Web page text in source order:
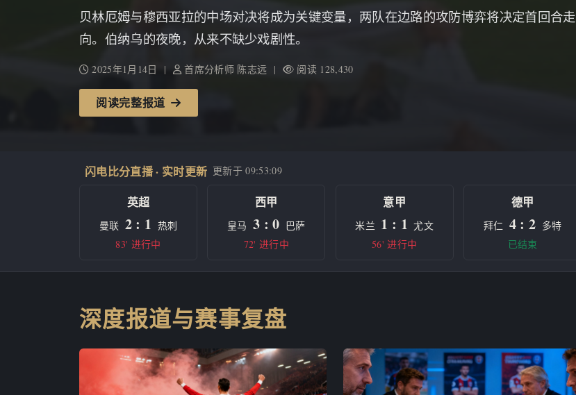
贝林厄姆与穆西亚拉的中场对决将成为关键变量，两队在边路的攻防博弈将决定首回合走
向。伯纳乌的夜晚，从来不缺少戏剧性。
2025年1月14日 | 首席分析师 陈志远 | 阅读 128,430
阅读完整报道
闪电比分直播 · 实时更新 更新于09:53:09
英超
曼联 2 : 1 热刺
83' 进行中
西甲
皇马 3 : 0 巴萨
72' 进行中
意甲
米兰 1 : 1 尤文
56' 进行中
德甲
拜仁 4 : 2 多特
已结束
深度报道与赛事复盘